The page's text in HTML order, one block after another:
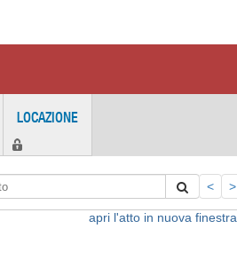
LOCAZIONE
< >
apri l'atto in nuova finestra